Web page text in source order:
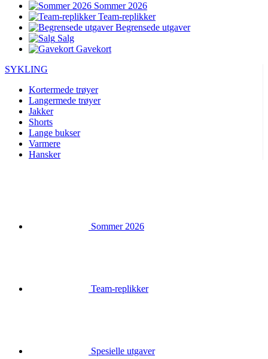
Sommer 2026
Team-replikker
Begrensede utgaver
Salg
Gavekort
SYKLING
Kortermede trøyer
Langermede trøyer
Jakker
Shorts
Lange bukser
Varmere
Hansker